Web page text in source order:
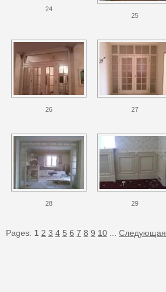
24
25
26 27
28 29
Pages: 1 2 3 4 5 6 7 8 9 10 Следующая